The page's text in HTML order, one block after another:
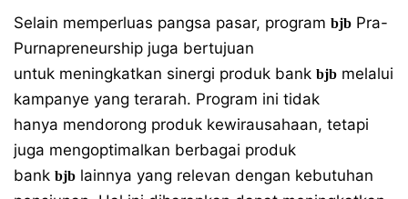
Selain memperluas pangsa pasar, program bjb Pra-
Purnapreneurship juga bertujuan
untuk meningkatkan sinergi produk bank bjb melalui
kampanye yang terarah. Program ini tidak
hanya mendorong produk kewirausahaan, tetapi
juga mengoptimalkan berbagai produk
bank bjb lainnya yang relevan dengan kebutuhan